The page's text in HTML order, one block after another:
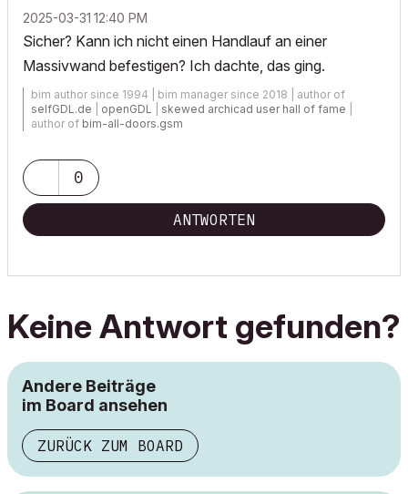
‎2025-03-31 12:40 PM
Sicher? Kann ich nicht einen Handlauf an einer
Massivwand befestigen? Ich dachte, das ging.
bim author since 1994 | bim manager since 2018 | author of
selfGDL.de
openGDL skewed archicad user hall of fame
author of bim-all-doors.gsm
0
ANTWORTEN
Keine Antwort gefunden?
Andere Beiträge
im Board ansehen
ZURÜCK ZUM BOARD